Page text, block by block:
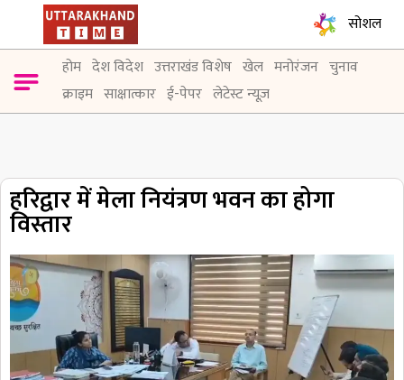
सोशल
होम देश विदेश उत्तराखंड विशेष खेल मनोरंजन चुनाव
क्राइम साक्षात्कार ई-पेपर लेटेस्ट न्यूज़
हरिद्वार में मेला नियंत्रण भवन का होगा
विस्तार